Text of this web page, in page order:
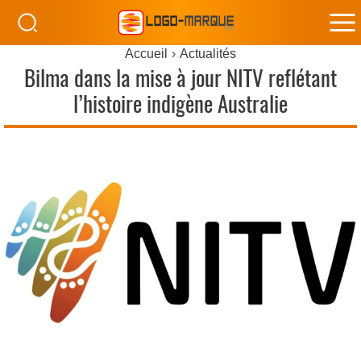
Accueil Actualités
Bilma dans la mise à jour NITV reflétant
l’histoire indigène Australie